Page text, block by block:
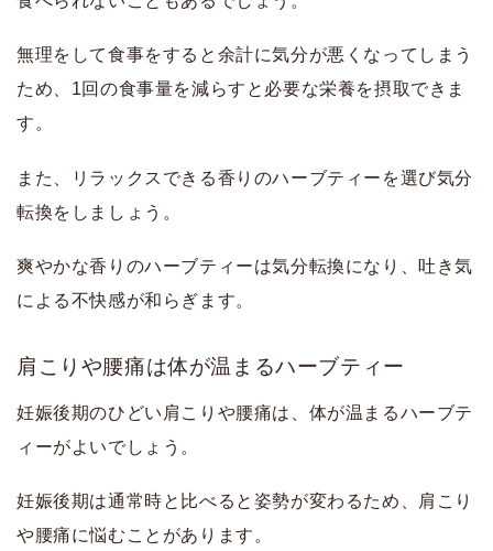
無理をして食事をすると余計に気分が悪くなってしまう
ため、1回の食事量を減らすと必要な栄養を摂取できま
す。
また、リラックスできる香りのハーブティーを選び気分
転換をしましょう。
爽やかな香りのハーブティーは気分転換になり、吐き気
による不快感が和らぎます。
肩こりや腰痛は体が温まるハーブティー
妊娠後期のひどい肩こりや腰痛は、体が温まるハーブテ
ィーがよいでしょう。
妊娠後期は通常時と比べると姿勢が変わるため、肩こり
や腰痛に悩むことがあります。